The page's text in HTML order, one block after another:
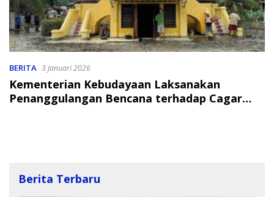
BERITA 3 Januari 2026
Kementerian Kebudayaan Laksanakan
Penanggulangan Bencana terhadap Cagar
Berita Terbaru